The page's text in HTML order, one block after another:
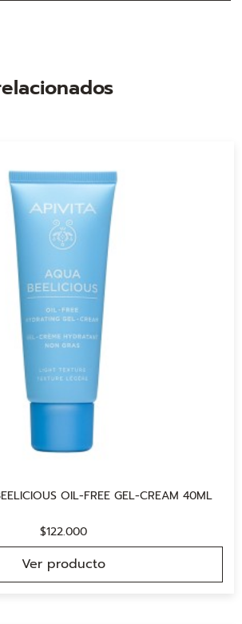
OIL-FREE GEL-CREAM 40ML
$122.000
Ver producto